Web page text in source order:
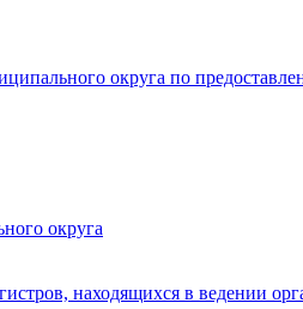
округа по
округа
находящихся в ведении